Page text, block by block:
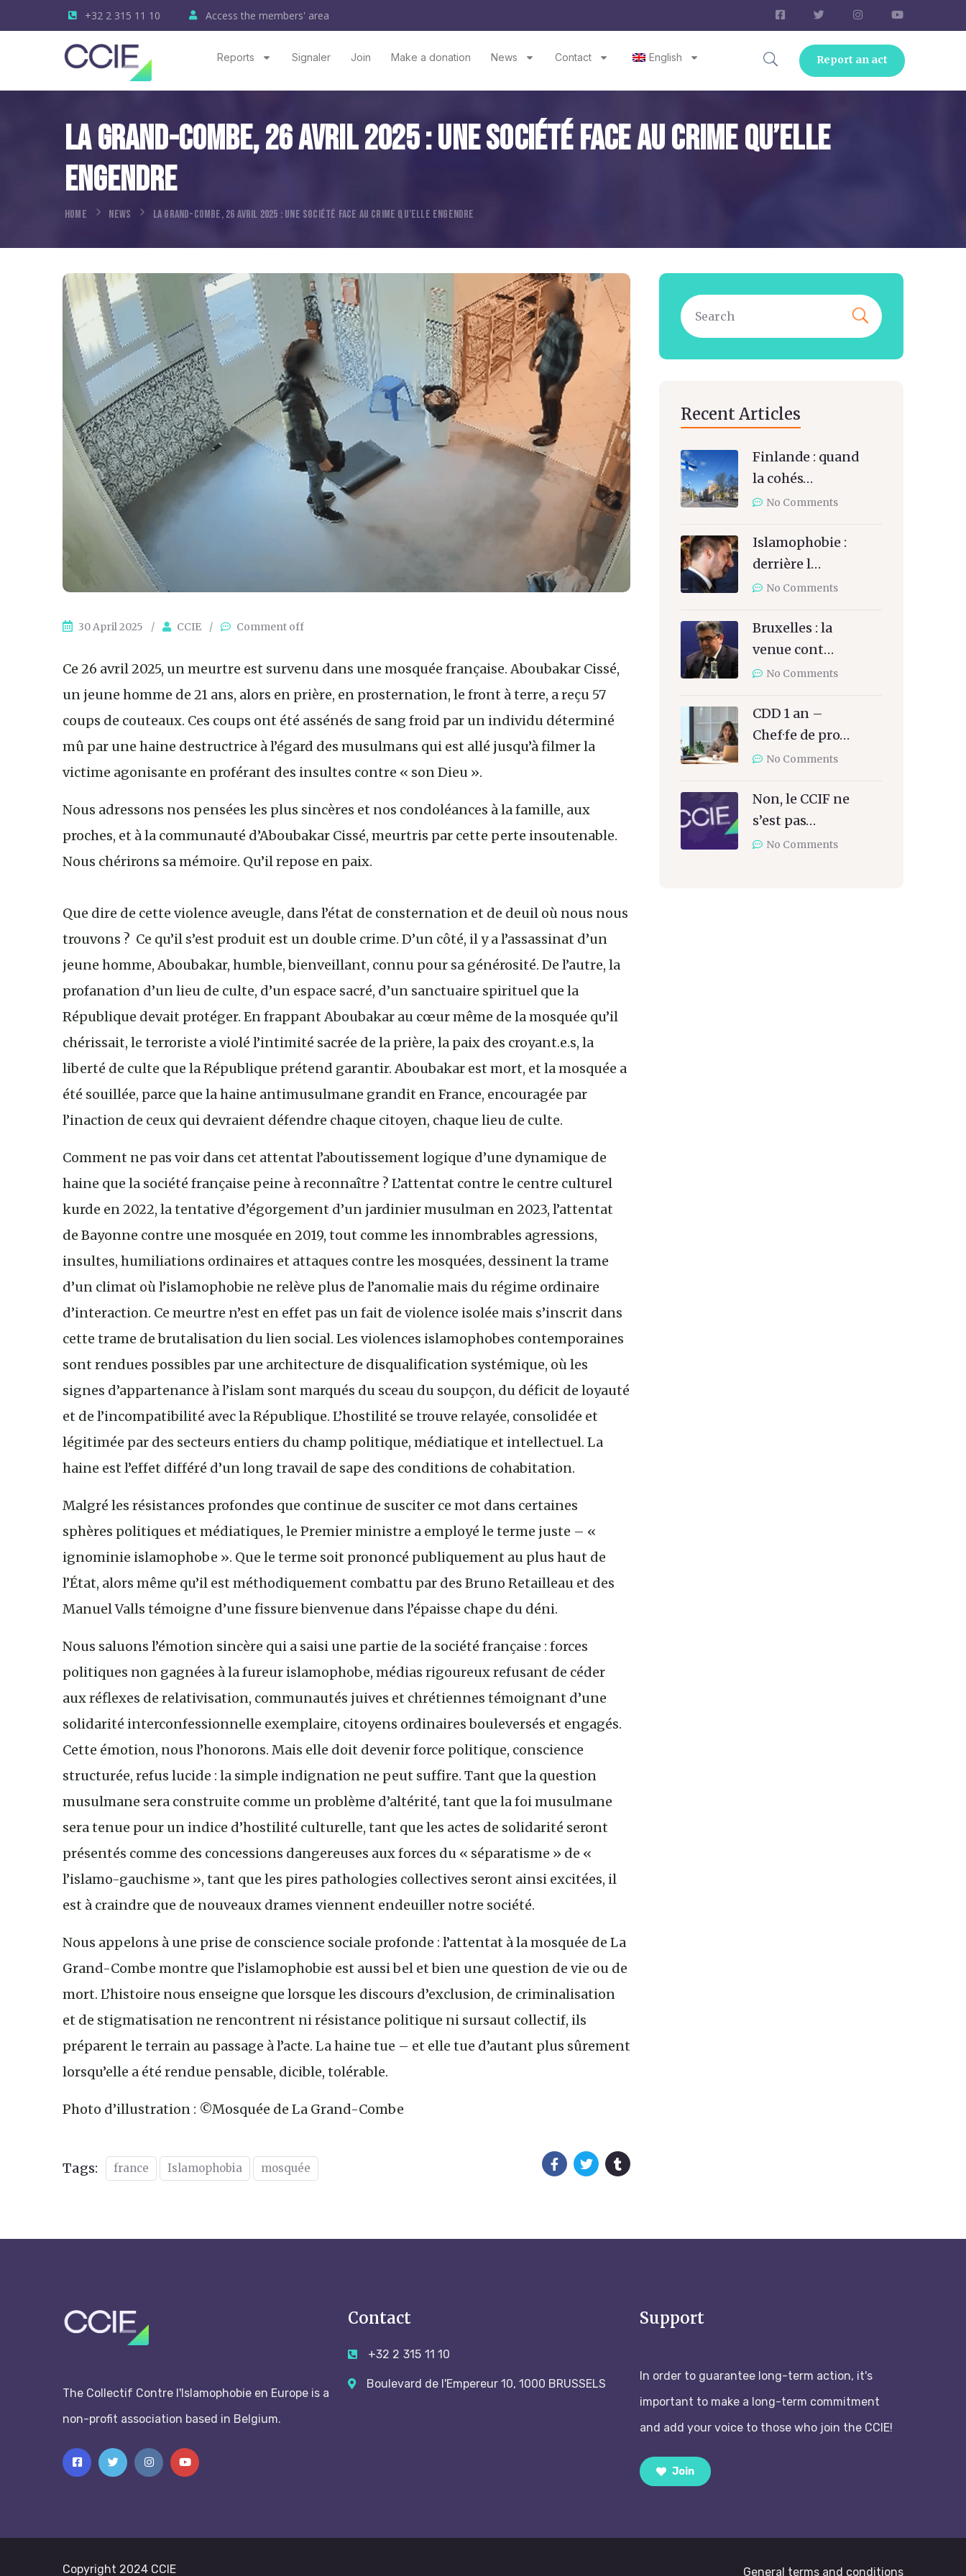
+32 2 315 11 10 Access the members' area
Reports Signaler Join Make a donation News Contact English Report an act
La Grand-Combe, 26 Avril 2025 : Une Société Face Au Crime Qu’elle
Engendre
HOME NEWS LA GRAND-COMBE, 26 AVRIL 2025 : UNE SOCIÉTÉ FACE AU CRIME QU’ELLE ENGENDRE
30 April 2025 / CCIE / Comment off
Ce 26 avril 2025, un meurtre est survenu dans une mosquée française. Aboubakar Cissé,
un jeune homme de 21 ans, alors en prière, en prosternation, le front à terre, a reçu 57
coups de couteaux. Ces coups ont été assénés de sang froid par un individu déterminé
mû par une haine destructrice à l’égard des musulmans qui est allé jusqu’à filmer la
victime agonisante en proférant des insultes contre « son Dieu ».
Nous adressons nos pensées les plus sincères et nos condoléances à la famille, aux
proches, et à la communauté d’Aboubakar Cissé, meurtris par cette perte insoutenable.
Nous chérirons sa mémoire. Qu’il repose en paix.
Que dire de cette violence aveugle, dans l’état de consternation et de deuil où nous nous
trouvons ? Ce qu’il s’est produit est un double crime. D’un côté, il y a l’assassinat d’un
jeune homme, Aboubakar, humble, bienveillant, connu pour sa générosité. De l’autre, la
profanation d’un lieu de culte, d’un espace sacré, d’un sanctuaire spirituel que la
République devait protéger. En frappant Aboubakar au cœur même de la mosquée qu’il
chérissait, le terroriste a violé l’intimité sacrée de la prière, la paix des croyant.e.s, la
liberté de culte que la République prétend garantir. Aboubakar est mort, et la mosquée a
été souillée, parce que la haine antimusulmane grandit en France, encouragée par
l’inaction de ceux qui devraient défendre chaque citoyen, chaque lieu de culte.
Comment ne pas voir dans cet attentat l’aboutissement logique d’une dynamique de
haine que la société française peine à reconnaître ? L’attentat contre le centre culturel
kurde en 2022, la tentative d’égorgement d’un jardinier musulman en 2023, l’attentat
de Bayonne contre une mosquée en 2019, tout comme les innombrables agressions,
insultes, humiliations ordinaires et attaques contre les mosquées, dessinent la trame
d’un climat où l’islamophobie ne relève plus de l’anomalie mais du régime ordinaire
d’interaction. Ce meurtre n’est en effet pas un fait de violence isolée mais s’inscrit dans
cette trame de brutalisation du lien social. Les violences islamophobes contemporaines
sont rendues possibles par une architecture de disqualification systémique, où les
signes d’appartenance à l’islam sont marqués du sceau du soupçon, du déficit de loyauté
et de l’incompatibilité avec la République. L’hostilité se trouve relayée, consolidée et
légitimée par des secteurs entiers du champ politique, médiatique et intellectuel. La
haine est l’effet différé d’un long travail de sape des conditions de cohabitation.
Malgré les résistances profondes que continue de susciter ce mot dans certaines
sphères politiques et médiatiques, le Premier ministre a employé le terme juste – «
ignominie islamophobe ». Que le terme soit prononcé publiquement au plus haut de
l’État, alors même qu’il est méthodiquement combattu par des Bruno Retailleau et des
Manuel Valls témoigne d’une fissure bienvenue dans l’épaisse chape du déni.
Nous saluons l’émotion sincère qui a saisi une partie de la société française : forces
politiques non gagnées à la fureur islamophobe, médias rigoureux refusant de céder
aux réflexes de relativisation, communautés juives et chrétiennes témoignant d’une
solidarité interconfessionnelle exemplaire, citoyens ordinaires bouleversés et engagés.
Cette émotion, nous l’honorons. Mais elle doit devenir force politique, conscience
structurée, refus lucide : la simple indignation ne peut suffire. Tant que la question
musulmane sera construite comme un problème d’altérité, tant que la foi musulmane
sera tenue pour un indice d’hostilité culturelle, tant que les actes de solidarité seront
présentés comme des concessions dangereuses aux forces du « séparatisme » de «
l’islamo-gauchisme », tant que les pires pathologies collectives seront ainsi excitées, il
est à craindre que de nouveaux drames viennent endeuiller notre société.
Nous appelons à une prise de conscience sociale profonde : l’attentat à la mosquée de La
Grand-Combe montre que l’islamophobie est aussi bel et bien une question de vie ou de
mort. L’histoire nous enseigne que lorsque les discours d’exclusion, de criminalisation
et de stigmatisation ne rencontrent ni résistance politique ni sursaut collectif, ils
préparent le terrain au passage à l’acte. La haine tue – et elle tue d’autant plus sûrement
lorsqu’elle a été rendue pensable, dicible, tolérable.
Photo d’illustration : ©Mosquée de La Grand-Combe
Tags: france Islamophobia mosquée
Recent Articles
Finlande : quand
la cohés…
No Comments
Islamophobie :
derrière l…
No Comments
Bruxelles : la
venue cont…
No Comments
CDD 1 an –
Chef·fe de pro…
No Comments
Non, le CCIF ne
s’est pas…
No Comments
The Collectif Contre l'Islamophobie en Europe is a
non-profit association based in Belgium.
Contact
+32 2 315 11 10
Boulevard de l'Empereur 10, 1000 BRUSSELS
Support
In order to guarantee long-term action, it's
important to make a long-term commitment
and add your voice to those who join the CCIE!
Join
Copyright 2024 CCIE General terms and conditions